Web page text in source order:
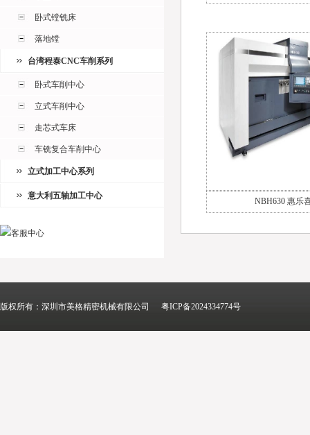
卧式镗铣床
落地镗
台湾程泰CNC车削系列
卧式车削中心
立式车削中心
走芯式车床
车铣复合车削中心
立式加工中心系列
意大利五轴加工中心
NBH630 惠乐
版权所有：深圳市美格精密机械有限公司 粤ICP备2024334774号